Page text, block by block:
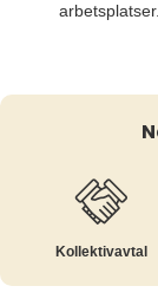
arbetsplatser.
Kollektiv­avtal